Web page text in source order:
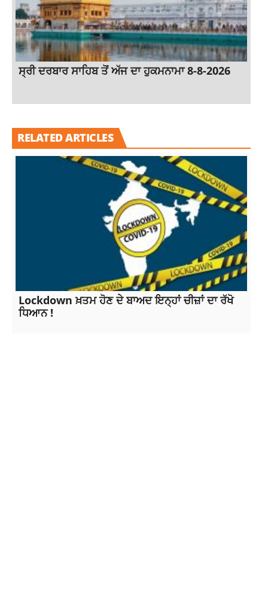
ਸ੍ਰੀ ਦਰਬਾਰ ਸਾਹਿਬ ਤੋਂ ਅੱਜ ਦਾ ਹੁਕਮਨਾਮਾ 8-8-2026
RELATED ARTICLES
Lockdown ਖ਼ਤਮ ਹੋਣ ਦੇ ਬਾਅਦ ਇਨ੍ਹਾਂ ਚੀਜ਼ਾਂ ਦਾ ਰੱਖੋ
ਧਿਆਨ !